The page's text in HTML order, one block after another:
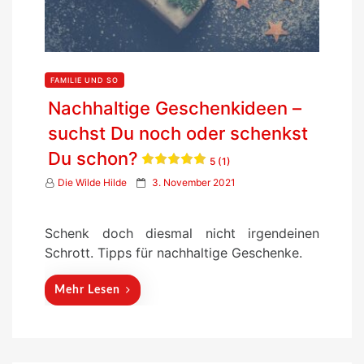
FAMILIE UND SO
Nachhaltige Geschenkideen –
suchst Du noch oder schenkst
Du schon?
5 (1)
Die Wilde Hilde
P
t
e
3. November 2021
Schenk doch diesmal nicht irgendeinen
Schrott. Tipps für nachhaltige Geschenke.
Mehr Lesen